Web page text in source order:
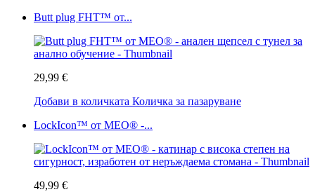
Butt plug FHT™ от...
29,99 €
Добави в количката Количка за пазаруване
LockIcon™ от MEO® -...
49,99 €